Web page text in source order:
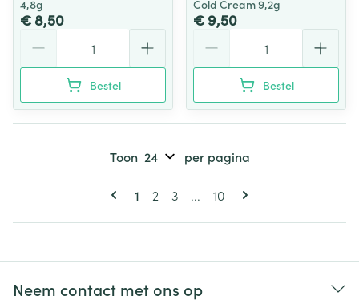
4,8g
€ 8,50
Bestel
Cold Cream 9,2g
€ 9,50
Bestel
Pagina's
U lees momenteel pagina
1 Pagina
2 Pagina
3 ... Pagina
10
Toon per pagina
Neem contact met ons op